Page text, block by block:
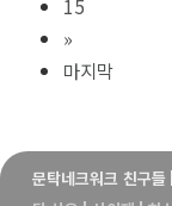
15
»
마지막
문탁네크워크 친구들